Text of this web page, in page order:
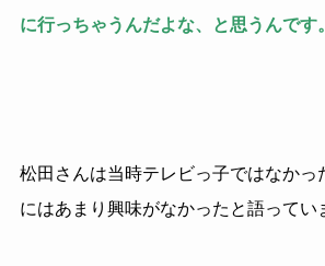
に行っちゃうんだよな、と思うんです
松田さんは当時テレビっ子ではなかっ
にはあまり興味がなかったと語ってい